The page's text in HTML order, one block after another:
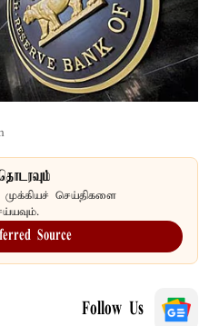
முக்கியச் செய்திகளை
Source
Follow Us